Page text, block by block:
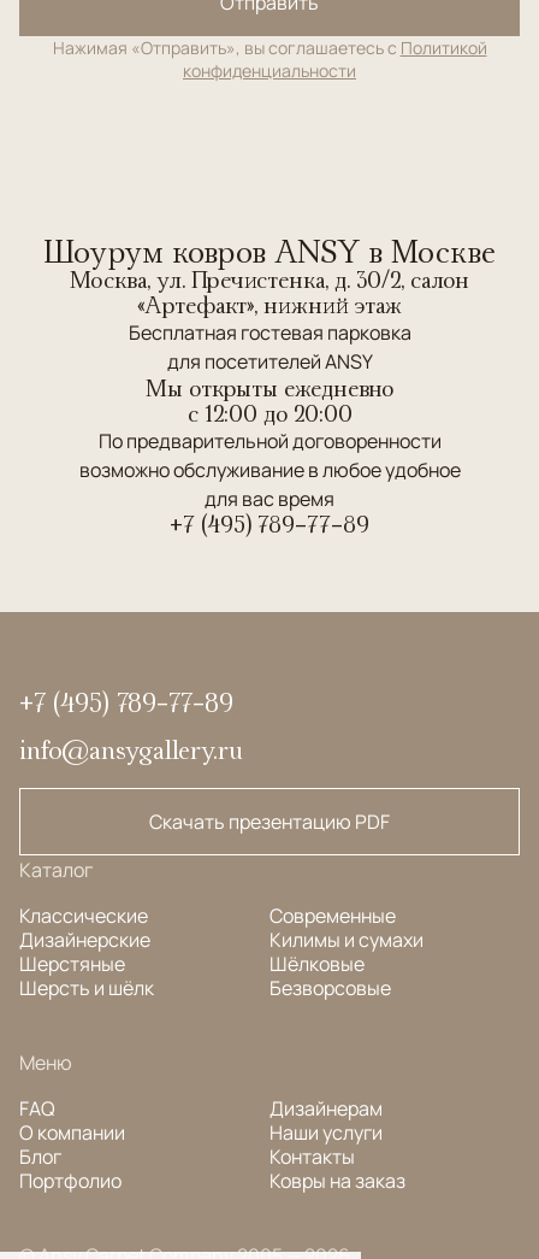
Нажимая «Отправить», вы соглашаетесь с Политикой
конфиденциальности
Шоурум ковров ANSY в Москве
Москва, ул. Пречистенка, д. 30/2, салон
«Артефакт», нижний этаж
Бесплатная гостевая парковка
для посетителей ANSY
Мы открыты ежедневно
c 12:00 до 20:00
По предварительной договоренности
возможно обслуживание в любое удобное
для вас время
+7 (495) 789-77-89
+7 (495) 789-77-89
info@ansygallery.ru
Скачать презентацию PDF
Каталог
Классические
Дизайнерские
Шерстяные
Шерсть и шёлк
Современные
Килимы и сумахи
Шёлковые
Безворсовые
Меню
FAQ
О компании
Блог
Портфолио
Дизайнерам
Наши услуги
Контакты
Ковры на заказ